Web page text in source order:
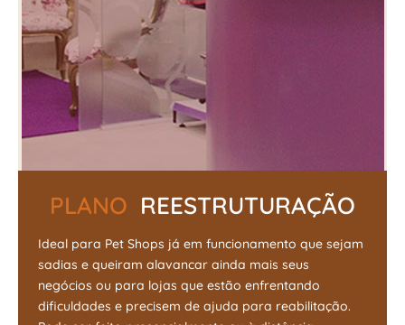
PLANO REESTRUTURAÇÃO
Ideal para Pet Shops já em funcionamento que sejam
sadias e queiram alavancar ainda mais seus
negócios ou para lojas que estão enfrentando
dificuldades e precisem de ajuda para reabilitação.